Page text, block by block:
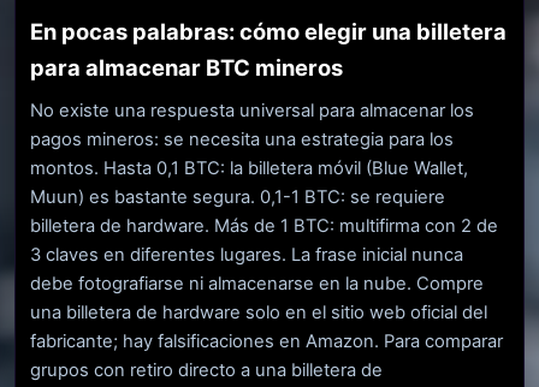
En pocas palabras: cómo elegir una billetera
para almacenar BTC mineros
No existe una respuesta universal para almacenar los
pagos mineros: se necesita una estrategia para los
montos. Hasta 0,1 BTC: la billetera móvil (Blue Wallet,
Muun) es bastante segura. 0,1-1 BTC: se requiere
billetera de hardware. Más de 1 BTC: multifirma con 2 de
3 claves en diferentes lugares. La frase inicial nunca
debe fotografiarse ni almacenarse en la nube. Compre
una billetera de hardware solo en el sitio web oficial del
fabricante; hay falsificaciones en Amazon. Para comparar
grupos con retiro directo a una billetera de